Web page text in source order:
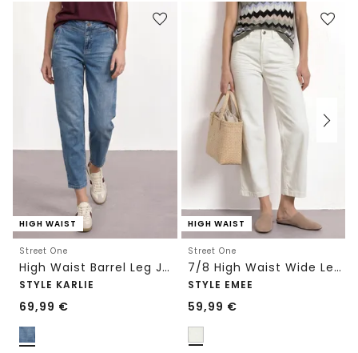
HIGH WAIST
Street One
High Waist Barrel Leg Jeans im Loose Fit
STYLE KARLIE
69,99 €
HIGH WAIST
Street One
7/8 High Waist Wide Leg Jeans im Loose Fit
STYLE EMEE
59,99 €